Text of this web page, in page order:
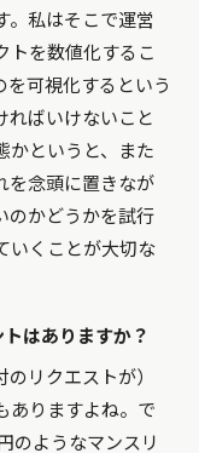
。私はそこで運営
トを数値化するこ
を可視化するという
ればいけないこと
かというと、また
を念頭に置きなが
のかどうかを試行
いくことが大切な
はありますか？
リクエストが）
ありますよね。で
のようなマンスリ